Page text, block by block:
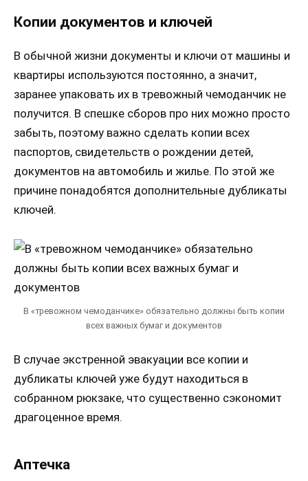
Копии документов и ключей
В обычной жизни документы и ключи от машины и
квартиры используются постоянно, а значит,
заранее упаковать их в тревожный чемоданчик не
получится. В спешке сборов про них можно просто
забыть, поэтому важно сделать копии всех
паспортов, свидетельств о рождении детей,
документов на автомобиль и жилье. По этой же
причине понадобятся дополнительные дубликаты
ключей.
В «тревожном чемоданчике» обязательно должны быть копии
всех важных бумаг и документов
В случае экстренной эвакуации все копии и
дубликаты ключей уже будут находиться в
собранном рюкзаке, что существенно сэкономит
драгоценное время.
Аптечка